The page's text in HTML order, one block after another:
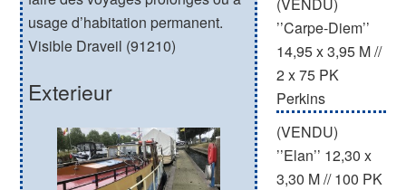
usage d’habitation permanent.
Visible Draveil (91210)
Exterieur
’’Carpe-Diem’’
14,95 x 3,95 M //
2 x 75 PK
Perkins
(VENDU)
’’Elan’’ 12,30 x
3,30 M // 100 PK